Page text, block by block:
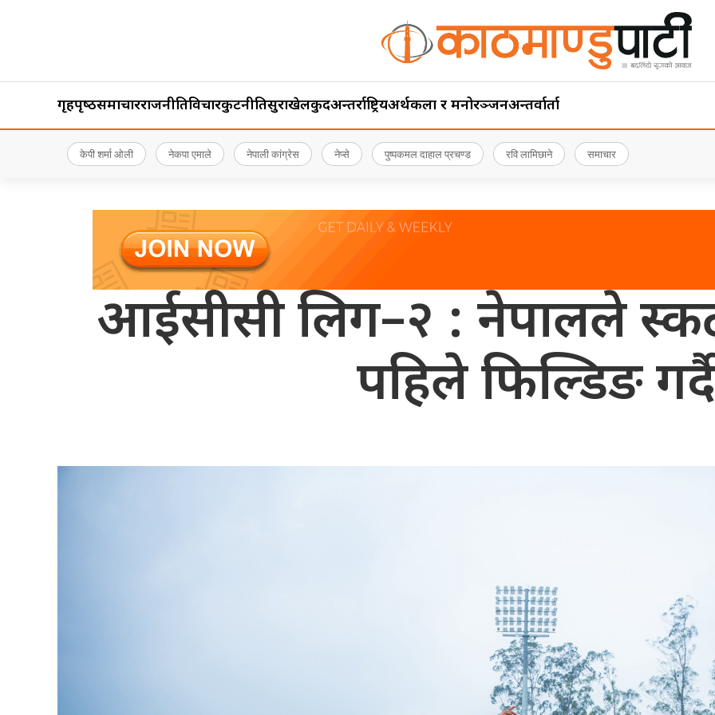
गृहपृष्‍ठसमाचारराजनीतिविचारकुटनीतिसुरक्षाखेलकुदअन्तर्राष्ट्रियअर्थकला र मनोरञ्जनअन्तर्वार्ता
केपी शर्मा ओली नेकपा एमाले नेपाली कांग्रेस नेप्से पुष्पकमल दाहाल प्रचण्ड रवि लामिछाने समाचार
आईसीसी लिग–२ : नेपालले
पहिले फिल्डिङ गर्दै